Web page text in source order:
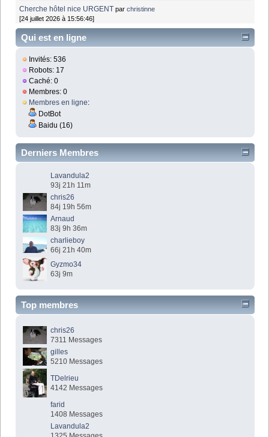
Cherche hôtel nice URGENT parchristinne
[24 juillet 2026 à 15:56:46]
Qui est en ligne
Invités: 536
Robots: 17
Caché: 0
Membres: 0
Membres en ligne:
DotBot
Baidu (16)
Derniers Membres
Lavandula2
93j 21h 11m
chris26
84j 19h 56m
Arnaud
83j 9h 36m
charlieboy
66j 21h 40m
Gyzmo34
63j 9m
Top membres
chris26
7311 Messages
gilles
5210 Messages
TDelrieu
4142 Messages
farid
1408 Messages
Lavandula2